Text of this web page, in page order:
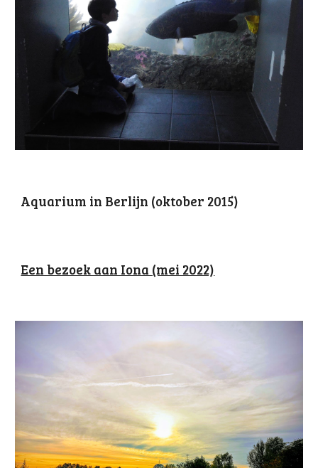
Aquarium in Berlijn (oktober 2015)
Een bezoek aan Iona (mei 2022)